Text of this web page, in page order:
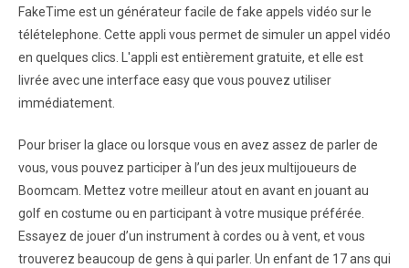
FakeTime est un générateur facile de fake appels vidéo sur le
télételephone. Cette appli vous permet de simuler un appel vidéo
en quelques clics. L'appli est entièrement gratuite, et elle est
livrée avec une interface easy que vous pouvez utiliser
immédiatement.
Pour briser la glace ou lorsque vous en avez assez de parler de
vous, vous pouvez participer à l’un des jeux multijoueurs de
Boomcam. Mettez votre meilleur atout en avant en jouant au
golf en costume ou en participant à votre musique préférée.
Essayez de jouer d’un instrument à cordes ou à vent, et vous
trouverez beaucoup de gens à qui parler. Un enfant de 17 ans qui